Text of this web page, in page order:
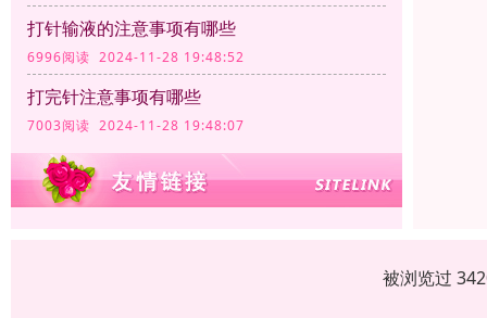
打针输液的注意事项有哪些
6996阅读 2024-11-28 19:48:52
打完针注意事项有哪些
7003阅读 2024-11-28 19:48:07
被浏览过